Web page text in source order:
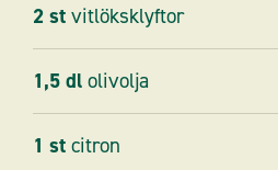
2 st vitlöksklyftor
1,5 dl olivolja
1 st citron